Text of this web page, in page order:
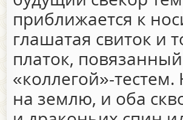
приближается к
глашатая свиток и
платок,
«коллегой»-
на землю, и оба